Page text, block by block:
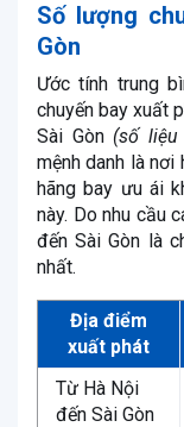
Số lượng
Gòn
Ước tính trung
chuyến bay xuất
Sài Gòn (số liệu
mệnh danh là
hãng bay ưu ái
này. Do nhu cầu
đến Sài Gòn là
nhất.
Địa điểm
xuất phát
Từ Hà Nội
đến Sài Gòn